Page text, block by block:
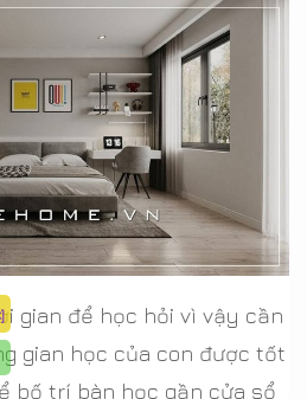
gian để học hỏi vì vậy cần
gian học của con được tốt
bố trí bàn học gần cửa sổ